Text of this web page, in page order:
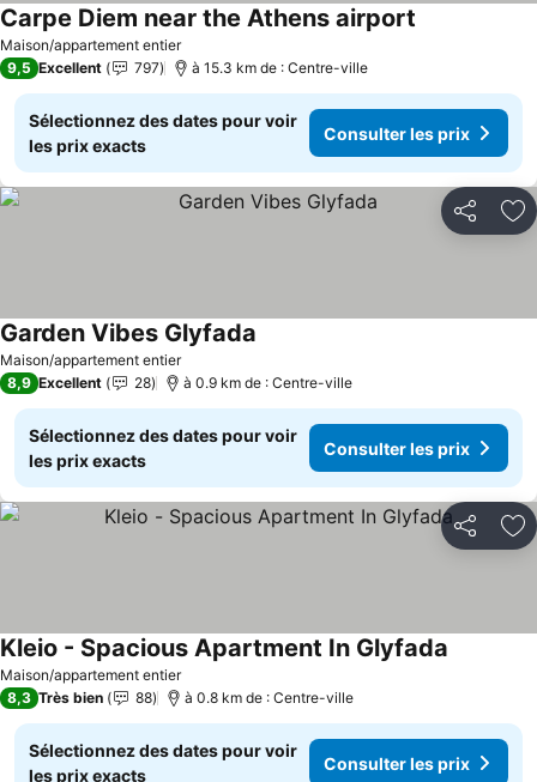
Maison/appartement entier
Carpe Diem near the Athens airport
9,5 Excellent 797 à 15.3 km de : Centre-ville
Sélectionnez des dates pour voir
les prix exacts
Consulter les prix
Partager
Maison/appartement entier
Garden Vibes Glyfada
8,9 Excellent 28 à 0.9 km de : Centre-ville
Sélectionnez des dates pour voir
les prix exacts
Consulter les prix
Partager
Maison/appartement entier
Kleio - Spacious Apartment In Glyfada
8,3 Très bien 88 à 0.8 km de : Centre-ville
Sélectionnez des dates pour voir
les prix exacts
Consulter les prix